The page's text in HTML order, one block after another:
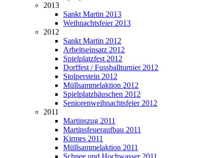
2013
Sankt Martin 2013
Weihnachtsfeier 2013
2012
Sankt Martin 2012
Arbeitseinsatz 2012
Spielplatzfest 2012
Dorffest / Fussballturnier 2012
Stolperstein 2012
Müllsammelaktion 2012
Spielplatzhäuschen 2012
Seniorenweihnachtsfeier 2012
2011
Martinszug 2011
Martinsfeueraufbau 2011
Kirmes 2011
Müllsammelaktion 2011
Schnee und Hochwasser 2011